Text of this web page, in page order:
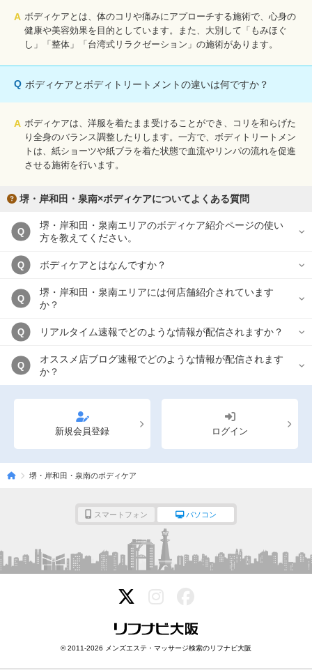
A ボディケアとは、体のコリや痛みにアプローチする施術で、心身の
健康や美容効果を目的としています。また、大別して「もみほぐ
し」「整体」「台湾式リラクゼーション」の施術があります。
Q ボディケアとボディトリートメントの違いは何ですか？
A ボディケアは、洋服を着たまま受けることができ、コリを和らげた
り全身のバランス調整したりします。一方で、ボディトリートメン
トは、紙ショーツや紙ブラを着た状態で血流やリンパの流れを促進
させる施術を行います。
堺・岸和田・泉南×ボディケアについてよくある質問
Q
堺・岸和田・泉南エリアのボディケア紹介ページの使い
方を教えてください。
Q ボディケアとはなんですか？
Q
堺・岸和田・泉南エリアには何店舗紹介されています
か？
Q リアルタイム速報でどのような情報が配信されますか？
Q
オススメ店ブログ速報でどのような情報が配信されます
か？
新規会員登録 ログイン
堺・岸和田・泉南のボディケア
スマートフォン パソコン
© 2011-2026 メンズエステ・マッサージ検索のリフナビ大阪